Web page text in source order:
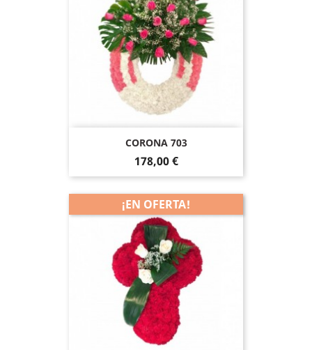
CORONA 703
178,00 €
¡EN OFERTA!